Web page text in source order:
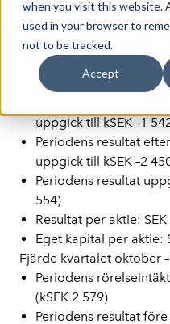
when you visit this website.
used in your browser to
not to be tracked.
Accept
2024-02-14
Perioden januari –
Periodens
(kSEK
16 111
uppgick till kSEK –1
Periodens resultat
uppgick till kSEK –2
Periodens resultat
554)
Resultat per aktie: SEK
Eget kapital per aktie:
Fjärde kvartalet oktober
Periodens
(kSEK 2 579)
Periodens resultat